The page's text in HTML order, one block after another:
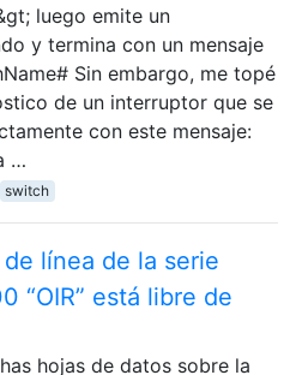
luego emite un
y termina con un mensaje
Sin embargo, me topé
de un interruptor que se
con este mensaje:
…
switch
línea de la serie
“OIR” está libre de
hojas de datos sobre la